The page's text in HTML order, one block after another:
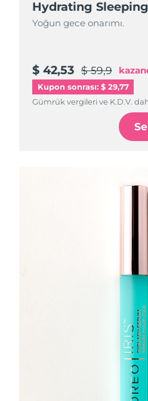
Hydrating
Yoğun gece onarımı.
$ 42,53 $ 59,9
Kupon sonrası: $ 29,77
Gümrük vergileri ve K.D.V.